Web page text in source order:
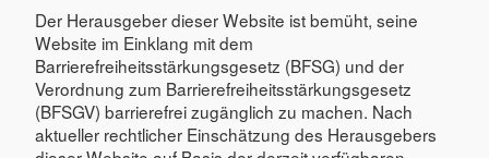
Der Herausgeber dieser Website ist bemüht, seine
Website im Einklang mit dem
Barrierefreiheitsstärkungsgesetz (BFSG) und der
Verordnung zum Barrierefreiheitsstärkungsgesetz
(BFSGV) barrierefrei zugänglich zu machen. Nach
aktueller rechtlicher Einschätzung des Herausgebers